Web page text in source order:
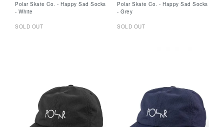
Polar Skate Co. - Happy Sad Socks
- White
SOLD OUT
Polar Skate Co. - Happy Sad Socks
- Grey
SOLD OUT